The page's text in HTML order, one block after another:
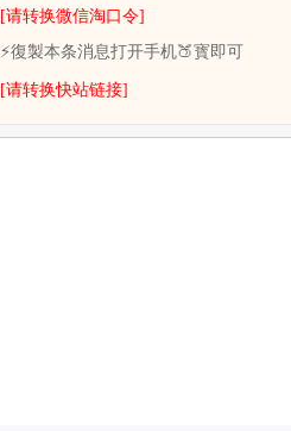
[请转换微信淘口令]
⚡復製本条消息打开手机🍑寳即可
[请转换快站链接]